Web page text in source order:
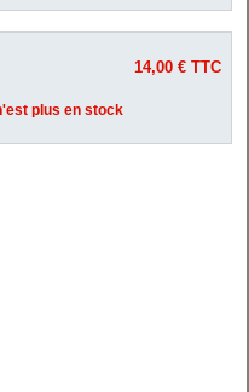
14,00 €TTC
plus en stock